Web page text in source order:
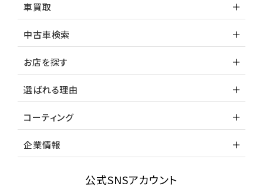
車買取
中古車検索
お店を探す
選ばれる理由
コーティング
企業情報
公式SNSアカウント